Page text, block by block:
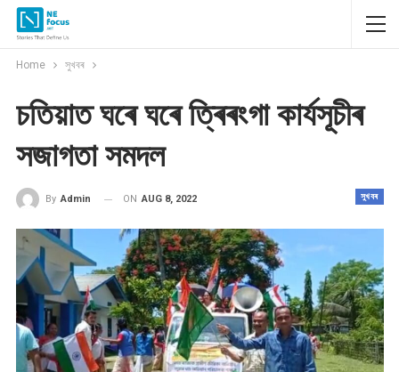
Home সুখবৰ
চতিয়াত ঘৰে ঘৰে ত্ৰিৰংগা কাৰ্যসূচীৰ
সজাগতা সমদল
সুখবৰ
By Admin ON AUG 8, 2022